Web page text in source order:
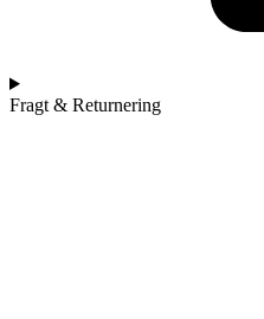
Fragt & Returnering